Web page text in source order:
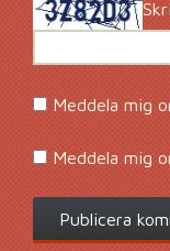
Meddela mig
Meddela mig